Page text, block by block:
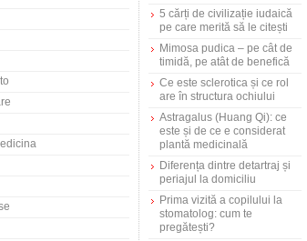
5 cărți de civilizație iudaică
pe care merită să le citești
Mimosa pudica – pe cât de
timidă, pe atât de benefică
Ce este sclerotica și ce rol
are în structura ochiului
Astragalus (Huang Qi): ce
este și de ce e considerat
plantă medicinală
Diferența dintre detartraj și
periajul la domiciliu
Prima vizită a copilului la
stomatolog: cum te
pregătești?